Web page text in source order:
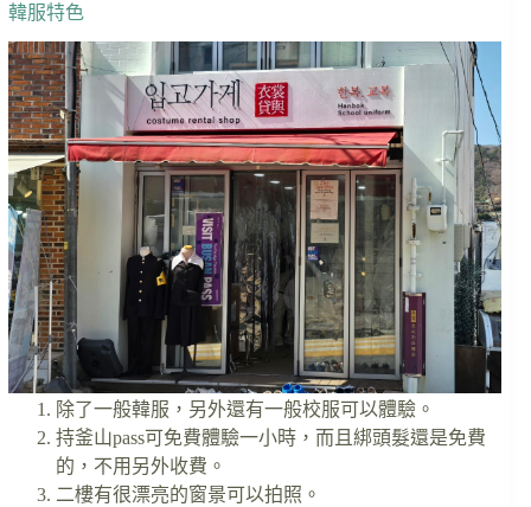
韓服特色
除了一般韓服，另外還有一般校服可以體驗。
持釜山pass可免費體驗一小時，而且綁頭髮還是免費
的，不用另外收費。
二樓有很漂亮的窗景可以拍照。